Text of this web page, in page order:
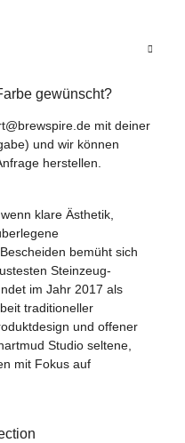
gewünscht?
mit deiner
und wir können
herstellen.
klare Ästhetik,
bemüht sich
Steinzeug-
im Jahr 2017 als
traditioneller
und offener
Studio seltene,
mit Fokus auf